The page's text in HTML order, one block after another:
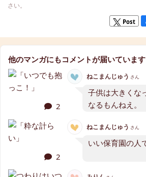
さい。
Post
他のマンガにもコメントが届いています
2
ねこまんじゅう さん
子供は大きくな
なるもんねえ。
2
ねこまんじゅう さん
いい保育園の人